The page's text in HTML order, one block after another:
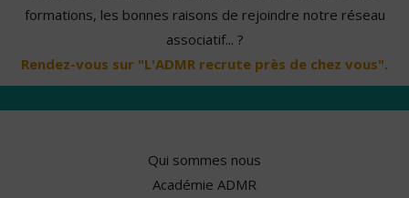
formations, les bonnes raisons de rejoindre notre réseau
associatif... ?
Rendez-vous sur "L'ADMR recrute près de chez vous".
Qui sommes nous
Académie ADMR